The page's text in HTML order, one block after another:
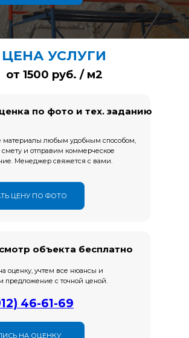
ЦЕНА УСЛУГИ
от 1500 руб. / м2
по фото и тех. заданию
любым удобным способом,
смету и отправим коммерческое
Менеджер свяжется с вами.
46-61-69
оценку, учтем все нюансы и
предложение с точной ценой.
объекта бесплатно
НА ОЦЕНКУ
ЦЕНУ ПО ФОТО